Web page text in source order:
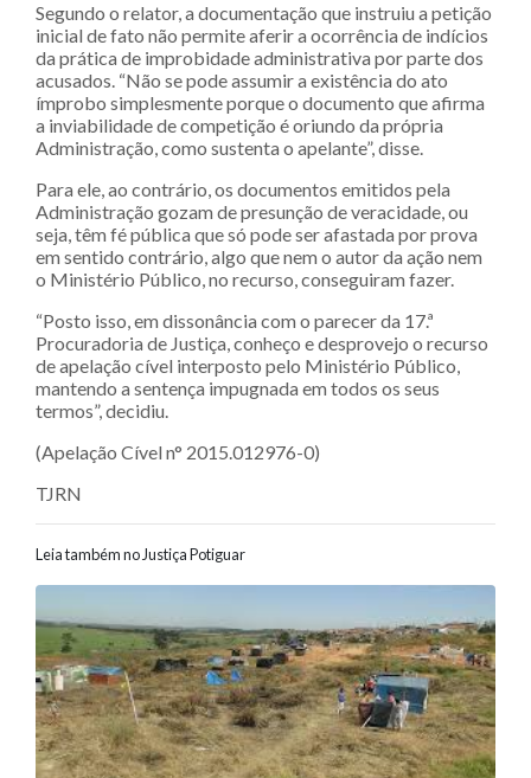
Segundo o relator, a documentação que instruiu a petição
inicial de fato não permite aferir a ocorrência de indícios
da prática de improbidade administrativa por parte dos
acusados. “Não se pode assumir a existência do ato
ímprobo simplesmente porque o documento que afirma
a inviabilidade de competição é oriundo da própria
Administração, como sustenta o apelante”, disse.
Para ele, ao contrário, os documentos emitidos pela
Administração gozam de presunção de veracidade, ou
seja, têm fé pública que só pode ser afastada por prova
em sentido contrário, algo que nem o autor da ação nem
o Ministério Público, no recurso, conseguiram fazer.
“Posto isso, em dissonância com o parecer da 17.ª
Procuradoria de Justiça, conheço e desprovejo o recurso
de apelação cível interposto pelo Ministério Público,
mantendo a sentença impugnada em todos os seus
termos”, decidiu.
(Apelação Cível n° 2015.012976-0)
TJRN
Leia também no Justiça Potiguar
Navegação entre posts